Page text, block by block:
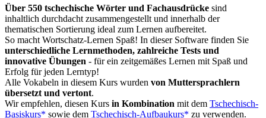
Über 550 tschechische Wörter und Fachausdrücke sind
inhaltlich durchdacht zusammengestellt und innerhalb der
thematischen Sortierung ideal zum Lernen aufbereitet.
So macht Wortschatz-Lernen Spaß! In dieser Software finden Sie
unterschiedliche Lernmethoden, zahlreiche Tests und
innovative Übungen - für ein zeitgemäßes Lernen mit Spaß und
Erfolg für jeden Lerntyp!
Alle Vokabeln in diesem Kurs wurden von Muttersprachlern
übersetzt und vertont.
Wir empfehlen, diesen Kurs in Kombination mit dem Tschechisch-
Basiskurs
sowie dem Tschechisch-Aufbaukurs
zu verwenden.